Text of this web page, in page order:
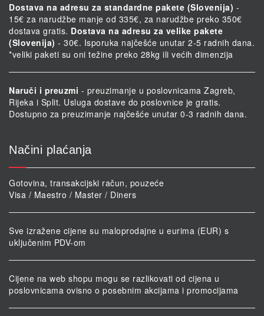
Dostava na adresu za standardne pakete (Slovenija) -
15€ za narudžbe manje od 335€, za narudžbe preko 350€
dostava gratis. Dostava na adresu za velike pakete
(Slovenija) - 30€. Isporuka najčešće unutar 2-5 radnih dana.
*veliki paketi su oni težine preko 28kg ili većih dimenzija
Naruči i preuzmi - preuzimanje u poslovnicama Zagreb,
Rijeka i Split. Usluga dostave do poslovnice je gratis.
Dostupno za preuzimanje najčešće unutar 0-3 radnih dana.
Načini plaćanja
Gotovina, transakcijski račun, pouzeće
Visa / Maestro / Master / Diners
Sve izražene cijene su maloprodajne u eurima (EUR) s
uključenim PDV-om
Cijene na web shopu mogu se razlikovati od cijena u
poslovnicama ovisno o posebnim akcijama i promocijama